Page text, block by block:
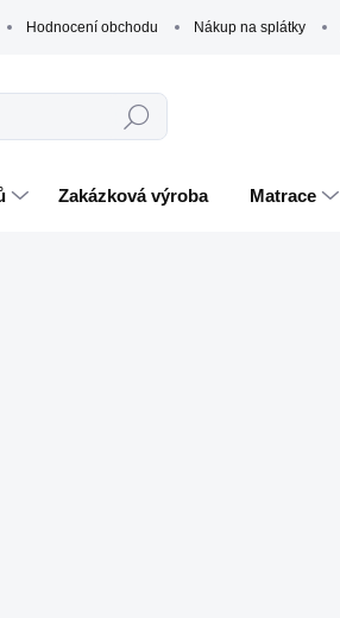
Hodnocení obchodu Nákup na splátky
Hledat
Zakázková výroba Matrace